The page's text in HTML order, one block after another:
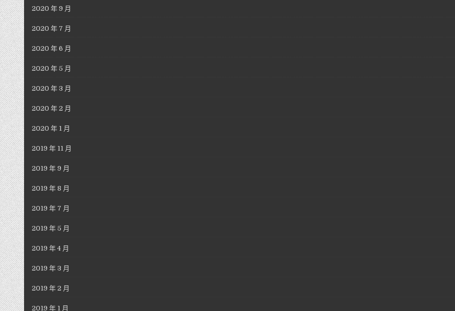
2020 年 9 月
2020 年 7 月
2020 年 6 月
2020 年 5 月
2020 年 3 月
2020 年 2 月
2020 年 1 月
2019 年 11 月
2019 年 9 月
2019 年 8 月
2019 年 7 月
2019 年 5 月
2019 年 4 月
2019 年 3 月
2019 年 2 月
2019 年 1 月